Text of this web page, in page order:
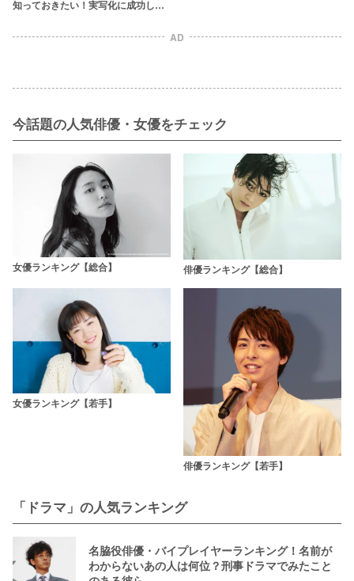
知っておきたい！実写化に成功した
AD
今話題の人気俳優・女優をチェック
女優ランキング【総合】 俳優ランキング【総合】
女優ランキング【若手】
俳優ランキング【若手】
「ドラマ」の人気ランキング
名脇役俳優・バイプレイヤーランキング！名前が
わからないあの人は何位？刑事ドラマでみたこと